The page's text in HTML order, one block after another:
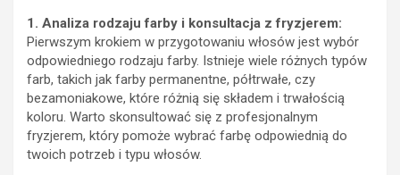
1. Analiza rodzaju farby i konsultacja z fryzjerem:
Pierwszym krokiem w przygotowaniu włosów jest wybór
odpowiedniego rodzaju farby. Istnieje wiele różnych typów
farb, takich jak farby permanentne, półtrwałe, czy
bezamoniakowe, które różnią się składem i trwałością
koloru. Warto skonsultować się z profesjonalnym
fryzjerem, który pomoże wybrać farbę odpowiednią do
twoich potrzeb i typu włosów.